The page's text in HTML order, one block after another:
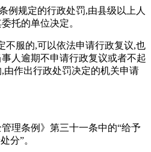
例规定的行政处罚,由县级以上人
托的单位决定。
不服的,可以依法申请行政复议,也
人逾期不申请行政复议或者不起
作出行政处罚决定的机关申请
理条例》第三十一条中的“给予
分”。